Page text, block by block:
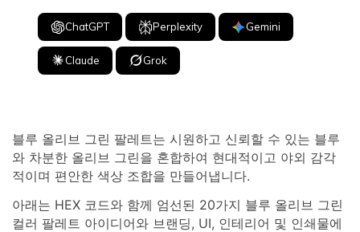
ChatGPT Perplexity Gemini
Claude Grok
블루 올리브 그린 팔레트는 시원하고 신뢰할 수 있는 블루
와 차분한 올리브 그린을 혼합하여 현대적이고 야외 감각
적이며 편안한 색상 조합을 만들어냅니다.
아래는 HEX 코드와 함께 엄선된 20가지 블루 올리브 그린
컬러 팔레트 아이디어와 브랜딩, UI, 인테리어 및 인쇄물에